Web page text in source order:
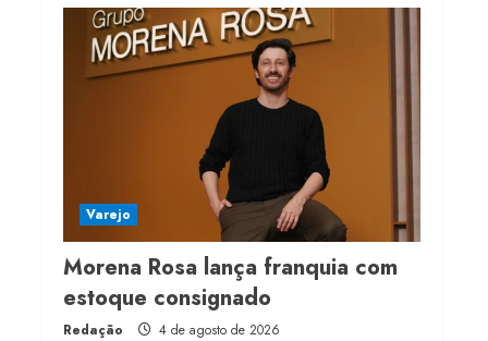
milhões de receita em
2026
4 de agosto de 2026
Projeto testa passaporte
digital na moda nacional
4 de agosto de 2026
Varejo
Morena Rosa lança franquia com
estoque consignado
Redação 4 de agosto de 2026